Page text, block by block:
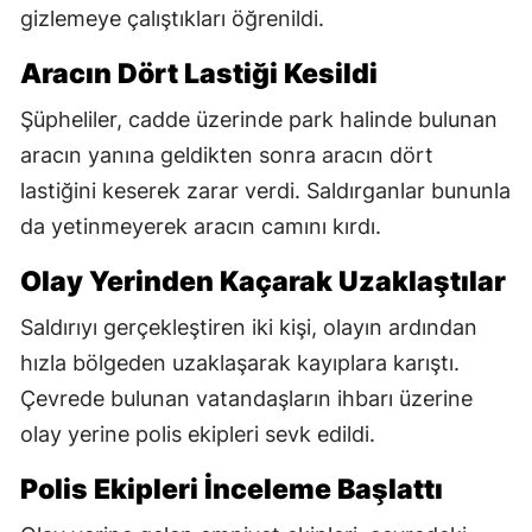
gizlemeye çalıştıkları öğrenildi.
Aracın Dört Lastiği Kesildi
Şüpheliler, cadde üzerinde park halinde bulunan
aracın yanına geldikten sonra aracın dört
lastiğini keserek zarar verdi. Saldırganlar bununla
da yetinmeyerek aracın camını kırdı.
Olay Yerinden Kaçarak Uzaklaştılar
Saldırıyı gerçekleştiren iki kişi, olayın ardından
hızla bölgeden uzaklaşarak kayıplara karıştı.
Çevrede bulunan vatandaşların ihbarı üzerine
olay yerine polis ekipleri sevk edildi.
Polis Ekipleri İnceleme Başlattı